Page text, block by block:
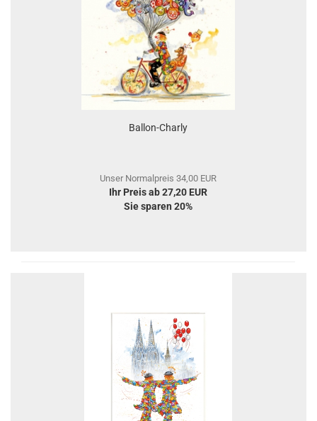
Ballon-Charly
Unser Normalpreis 34,00 EUR
Ihr Preis ab 27,20 EUR
Sie sparen 20%